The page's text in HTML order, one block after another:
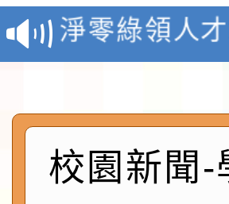
報
淨零綠領人
檢送桃園市
及師生本土
實施要點各1
115年食農
程
函轉國家通
校園新聞-